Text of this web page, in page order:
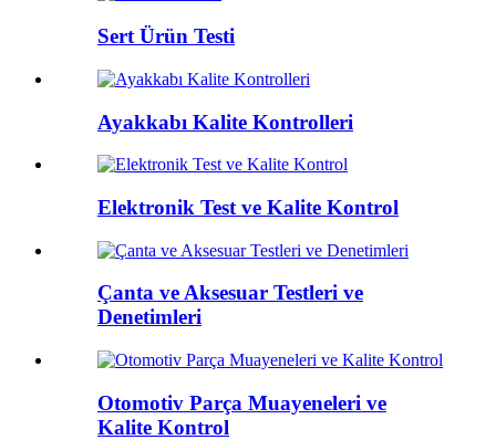
Sert Ürün Testi
Ayakkabı Kalite Kontrolleri
Elektronik Test ve Kalite Kontrol
Çanta ve Aksesuar Testleri ve
Denetimleri
Otomotiv Parça Muayeneleri ve
Kalite Kontrol